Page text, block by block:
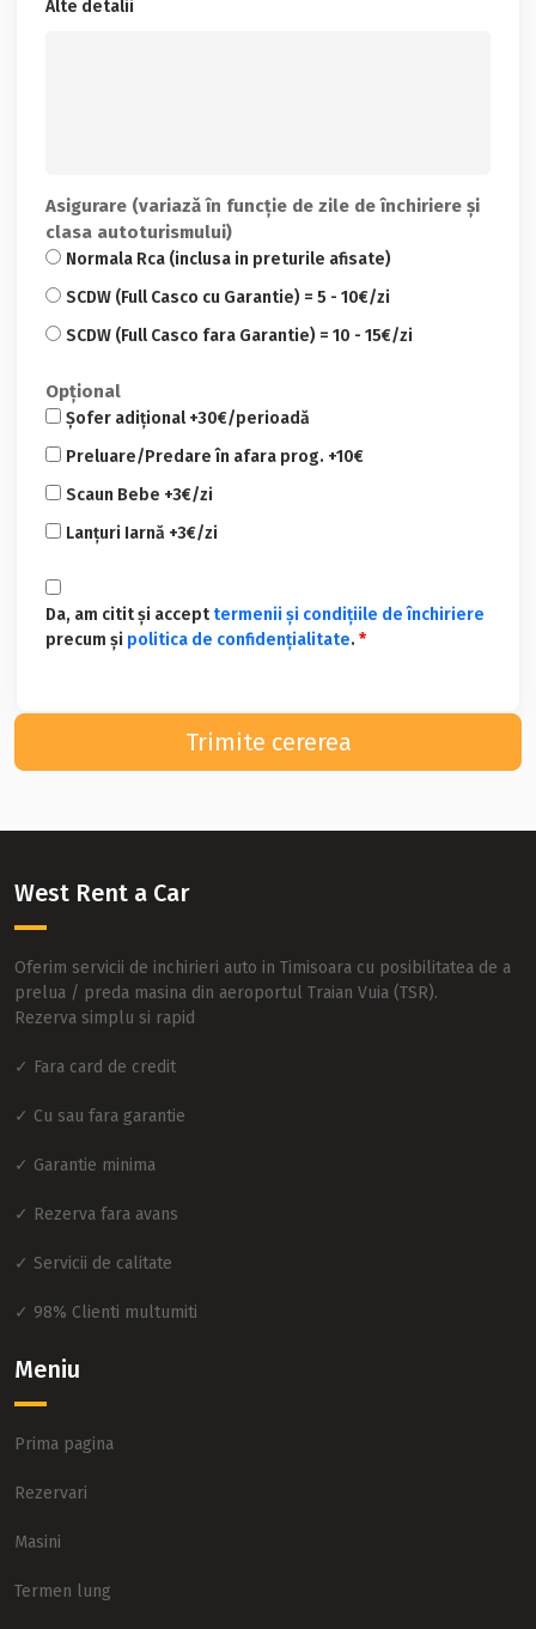
Alte detalii
Asigurare (variază în funcție de zile de închiriere și
clasa autoturismului)
Normala Rca (inclusa in preturile afisate)
SCDW (Full Casco cu Garantie) = 5 - 10€/zi
SCDW (Full Casco fara Garantie) = 10 - 15€/zi
Opțional
Șofer adițional +30€/perioadă
Preluare/Predare în afara prog. +10€
Scaun Bebe +3€/zi
Lanțuri Iarnă +3€/zi
Da, am citit și accepttermenii și condițiile de închiriere
precum și politica de confidențialitate. *
Trimite cererea
West Rent a Car
Oferim servicii de inchirieri auto in Timisoara cu posibilitatea de a
prelua / preda masina din aeroportul Traian Vuia (TSR).
Rezerva simplu si rapid
✓ Fara card de credit
✓ Cu sau fara garantie
✓ Garantie minima
✓ Rezerva fara avans
✓ Servicii de calitate
✓ 98% Clienti multumiti
Meniu
Prima pagina
Rezervari
Masini
Termen lung